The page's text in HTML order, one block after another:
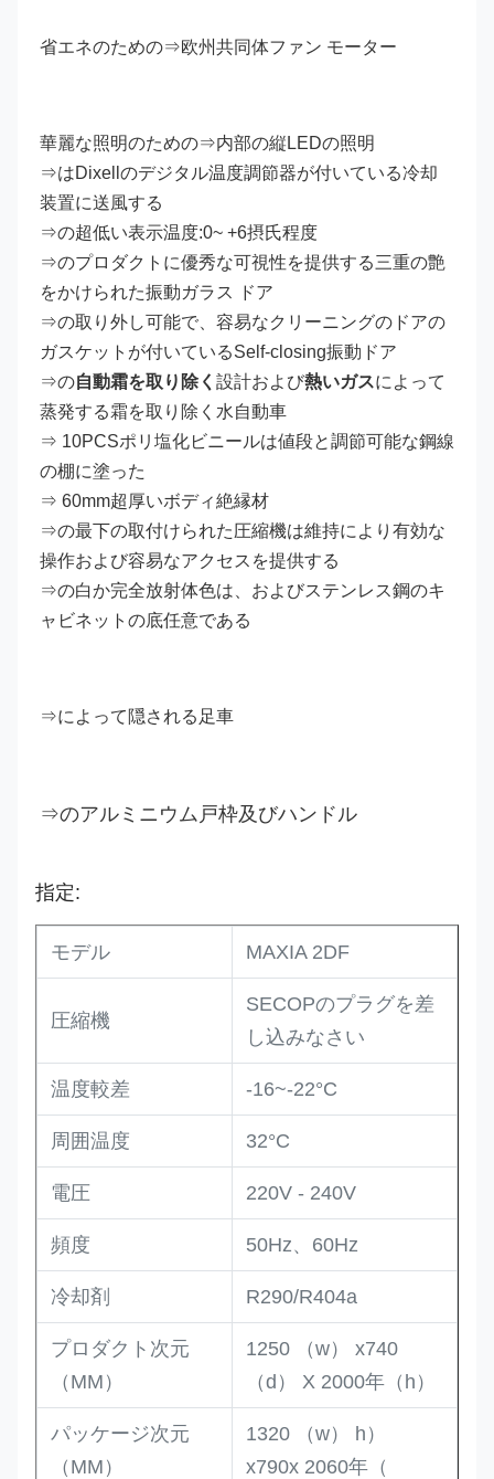
省エネのための⇒欧州共同体ファン モーター
華麗な照明のための⇒内部の縦LEDの照明
⇒はDixellのデジタル温度調節器が付いている冷却
装置に送風する
⇒の超低い表示温度:0~ +6摂氏程度
⇒のプロダクトに優秀な可視性を提供する三重の艶
をかけられた振動ガラス ドア
⇒の取り外し可能で、容易なクリーニングのドアの
ガスケットが付いているSelf-closing振動ドア
⇒の自動霜を取り除く 設計および熱いガスによって
蒸発する霜を取り除く水自動車
⇒ 10PCSポリ塩化ビニールは値段と調節可能な鋼線
の棚に塗った
⇒ 60mm超厚いボディ絶縁材
⇒の最下の取付けられた圧縮機は維持により有効な
操作および容易なアクセスを提供する
⇒の白か完全放射体色は、およびステンレス鋼のキ
ャビネットの底任意である
⇒によって隠される足車
⇒のアルミニウム戸枠及びハンドル
指定:
モデル MAXIA 2DF
圧縮機
SECOPのプラグを差
し込みなさい
温度較差 -16~-22°C
周囲温度 32°C
電圧 220V - 240V
頻度 50Hz、60Hz
冷却剤 R290/R404a
プロダクト次元
（MM）
1250 （w） x740
（d） X 2000年（h）
パッケージ次元
（MM）
1320 （w） h）
x790x 2060年（